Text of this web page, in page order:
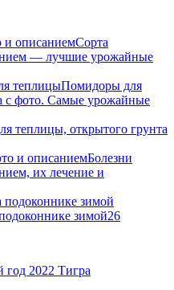
Сорта
— лучшие урожайные
Помидоры для
с фото. Самые урожайные
теплицы, открытого грунта
Болезни
их лечение и
зимой26
год 2022 Тигра